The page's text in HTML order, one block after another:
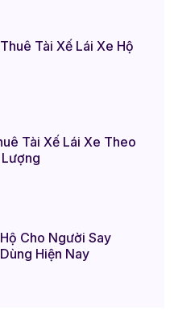
Tài Xế Lái Xe Hộ
Tài Xế Lái Xe Theo
Cho Người Say
Hiện Nay